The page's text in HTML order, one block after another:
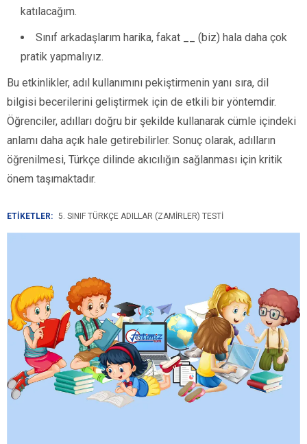
katılacağım.
Sınıf arkadaşlarım harika, fakat __ (biz) hala daha çok
pratik yapmalıyız.
Bu etkinlikler, adıl kullanımını pekiştirmenin yanı sıra, dil
bilgisi becerilerini geliştirmek için de etkili bir yöntemdir.
Öğrenciler, adılları doğru bir şekilde kullanarak cümle içindeki
anlamı daha açık hale getirebilirler. Sonuç olarak, adılların
öğrenilmesi, Türkçe dilinde akıcılığın sağlanması için kritik
önem taşımaktadır.
ETİKETLER: 5. SINIF TÜRKÇE ADILLAR (ZAMIRLER) TESTI